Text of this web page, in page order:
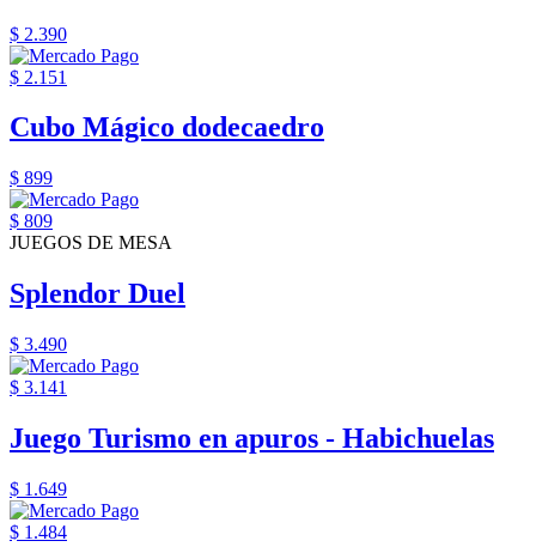
$ 2.390
$ 2.151
Cubo Mágico dodecaedro
$ 899
$ 809
JUEGOS DE MESA
Splendor Duel
$ 3.490
$ 3.141
Juego Turismo en apuros - Habichuelas
$ 1.649
$ 1.484